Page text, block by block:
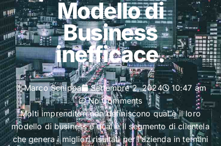
Modello di
Business
inefficace.
Marco Schippa Settembre 2, 2024
10:47 am
No Comments
Molti imprenditori non definiscono qual è il loro
modello di business e qual è il segmento di clientela
che genera i migliori risultati per l’azienda in termini